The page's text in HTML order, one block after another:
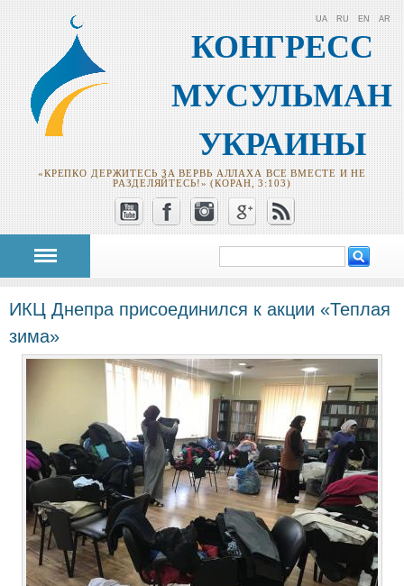
КОНГРЕСС
МУСУЛЬМАН
УКРАИНЫ
«КРЕПКО ДЕРЖИТЕСЬ ЗА ВЕРВЬ АЛЛАХА ВСЕ ВМЕСТЕ И НЕ
РАЗДЕЛЯЙТЕСЬ!» (КОРАН, 3:103)
UA RU EN AR
Форма поиска
ИКЦ Днепра присоединился к акции «Теплая
зима»